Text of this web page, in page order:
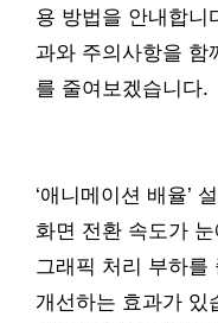
용 방법을 안내합니
과와 주의사항을 함
를 줄여보겠습니다.
‘애니메이션 배율’
화면 전환 속도가
그래픽 처리 부하를
개선하는 효과가 있